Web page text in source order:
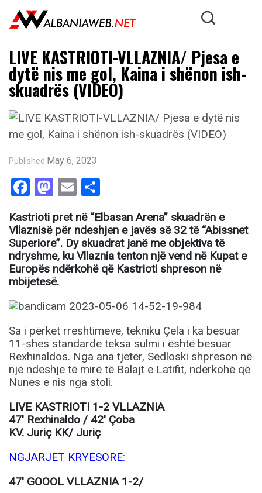
LIVE KASTRIOTI-VLLAZNIA/ Pjesa e
dytë nis me gol, Kaina i shënon ish-
skuadrës (VIDEO)
Published May 6, 2023
Facebook
Mastodon
Email
Kastrioti pret në “Elbasan Arena” skuadrën e
Vllaznisë për ndeshjen e javës së 32 të “Abissnet
Superiore”. Dy skuadrat janë me objektiva të
ndryshme, ku Vllaznia tenton një vend në Kupat e
Europës ndërkohë që Kastrioti shpreson në
mbijetesë.
Sa i përket rreshtimeve, tekniku Çela i ka besuar
11-shes standarde teksa sulmi i është besuar
Rexhinaldos. Nga ana tjetër, Sedloski shpreson në
një ndeshje të mirë të Balajt e Latifit, ndërkohë që
Nunes e nis nga stoli.
LIVE KASTRIOTI 1-2 VLLAZNIA
47′ Rexhinaldo / 42′ Çoba
KV. Juriç KK/ Juriç
NGJARJET KRYESORE:
47′ GOOOL VLLAZNIA 1-2/